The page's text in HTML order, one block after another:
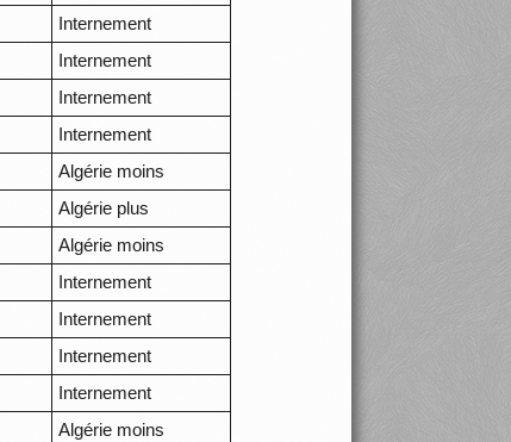
Internement
Internement
Internement
Internement
Algérie moins
Algérie plus
Algérie moins
Internement
Internement
Internement
Internement
Algérie moins